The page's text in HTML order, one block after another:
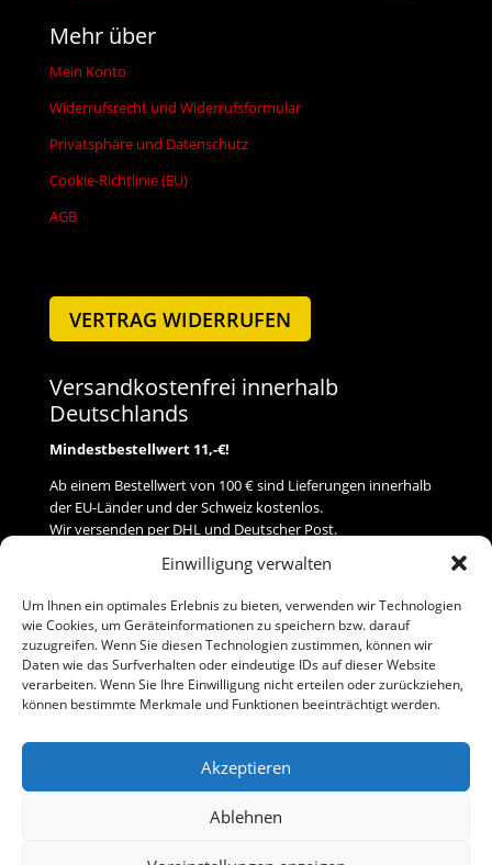
Einwilligung verwalten
Um Ihnen ein optimales Erlebnis zu bieten, verwenden wir Technologien
wie Cookies, um Geräteinformationen zu speichern bzw. darauf
zuzugreifen. Wenn Sie diesen Technologien zustimmen, können wir
Daten wie das Surfverhalten oder eindeutige IDs auf dieser Website
verarbeiten. Wenn Sie Ihre Einwilligung nicht erteilen oder zurückziehen,
können bestimmte Merkmale und Funktionen beeinträchtigt werden.
Akzeptieren
Ablehnen
Mehr über
Mein Konto
Widerrufsrecht und Widerrufsformular
Privatsphäre und Datenschutz
Cookie-Richtlinie (EU)
AGB
VERTRAG WIDERRUFEN
Versandkostenfrei innerhalb
Deutschlands
Mindestbestellwert 11,-€!
Ab einem Bestellwert von 100 € sind Lieferungen innerhalb
der EU-Länder und der Schweiz kostenlos.
Wir versenden per DHL und Deutscher Post.
Versand
Zahlung
Baumann Modellspielwaren
Telefon (0 91 61) 33 84